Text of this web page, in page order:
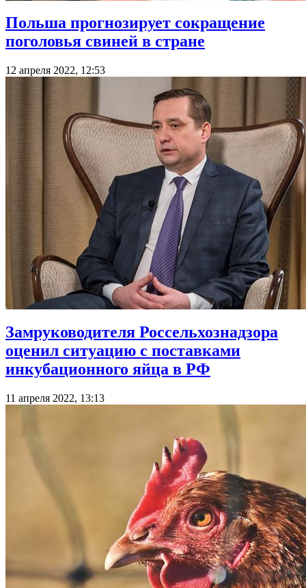
Польша прогнозирует сокращение
поголовья свиней в стране
12 апреля 2022, 12:53
Замруководителя Россельхознадзора
оценил ситуацию с поставками
инкубационного яйца в РФ
11 апреля 2022, 13:13